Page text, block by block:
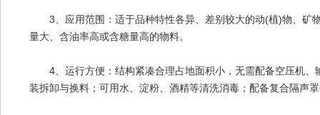
3、应用范围：适于品种特性各异、差别较大的动(植)物、矿
量大、含油率高或含糖量高的物料。
4、运行方便：结构紧凑合理占地面积小，无需配备空压机、
装拆卸与换料；可用水、淀粉、酒精等清洗消毒；配备复合隔声